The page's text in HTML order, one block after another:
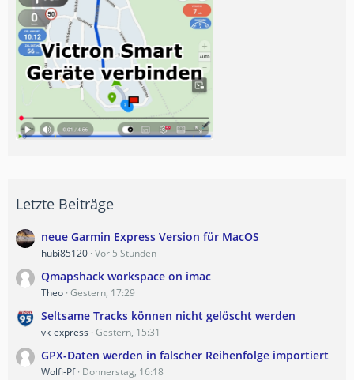
Letzte Beiträge
neue Garmin Express Version für MacOS
hubi85120 Vor 5 Stunden
Qmapshack workspace on imac
Theo Gestern, 17:29
Seltsame Tracks können nicht gelöscht werden
vk-express Gestern, 15:31
GPX-Daten werden in falscher Reihenfolge importiert
Wolfi-Pf Donnerstag, 16:18